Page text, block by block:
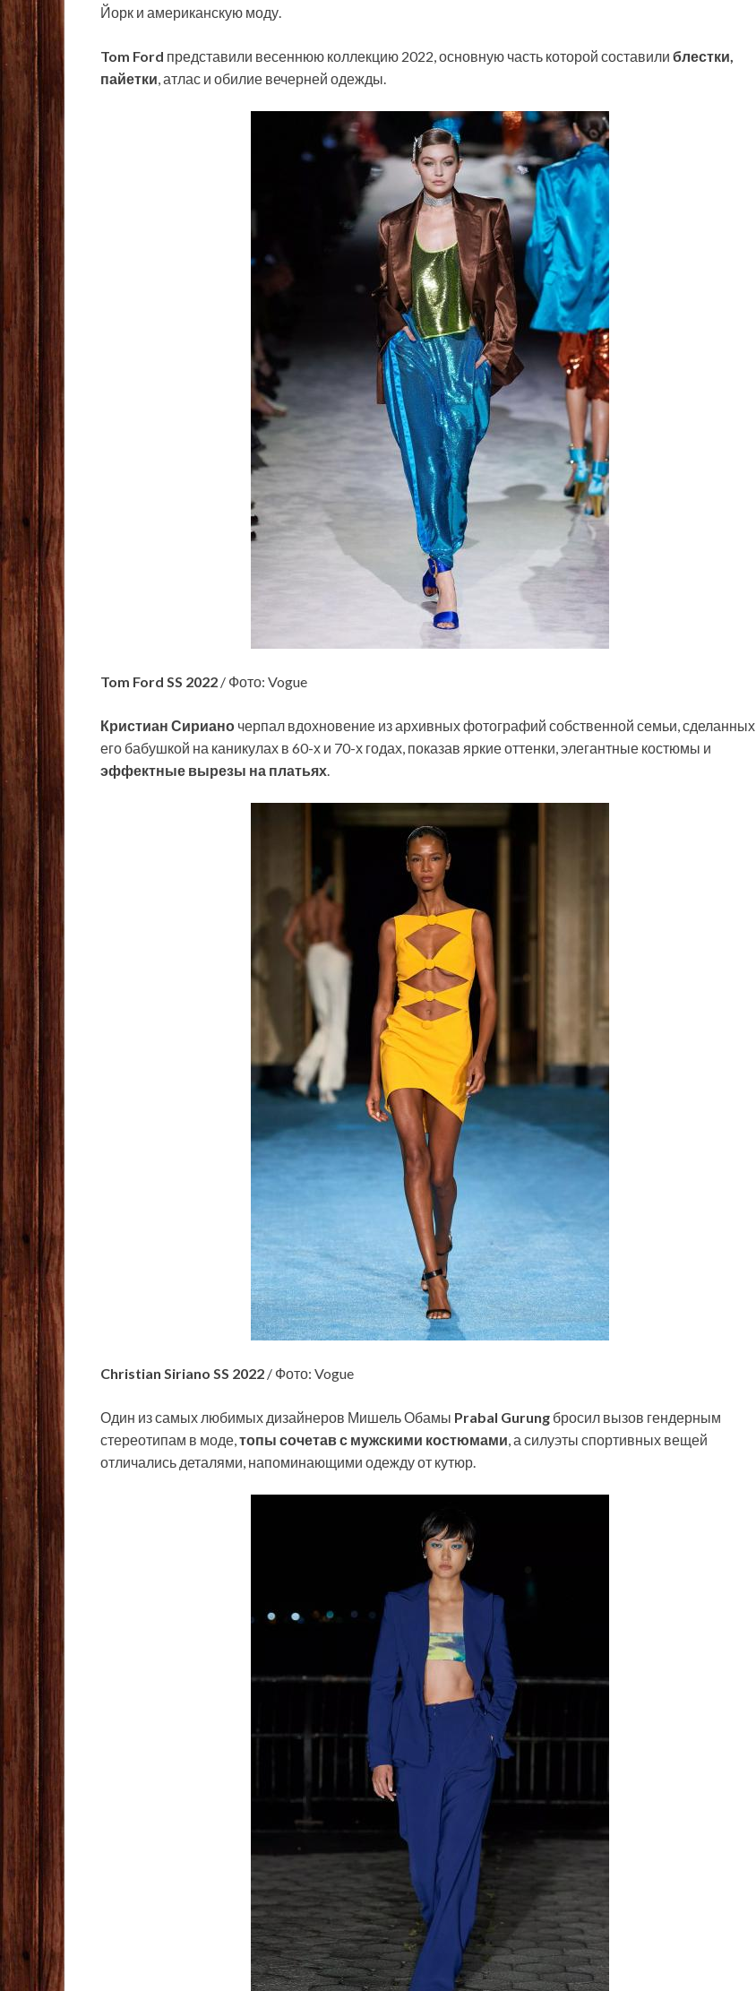
Йорк и американскую моду.
Tom Ford представили весеннюю коллекцию 2022, основную часть которой составили блестки,
пайетки, атлас и обилие вечерней одежды.
Tom Ford SS 2022 / Фото: Vogue
Кристиан Сириано черпал вдохновение из архивных фотографий собственной семьи, сделанных
его бабушкой на каникулах в 60-х и 70-х годах, показав яркие оттенки, элегантные костюмы и
эффектные вырезы на платьях.
Christian Siriano SS 2022 / Фото: Vogue
Один из самых любимых дизайнеров Мишель Обамы Prabal Gurung бросил вызов гендерным
стереотипам в моде,топы сочетав с мужскими костюмами, а силуэты спортивных вещей
отличались деталями, напоминающими одежду от кутюр.